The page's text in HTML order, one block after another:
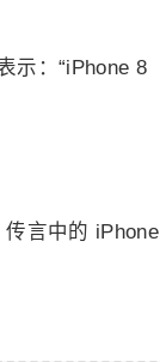
示：“iPhone 8
言中的 iPhone